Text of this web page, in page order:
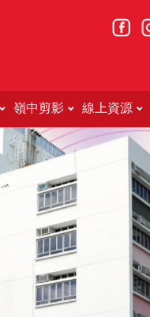
嶺中剪影 線上資源